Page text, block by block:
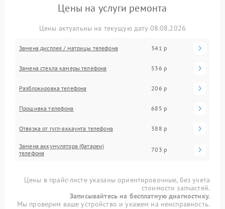
Цены на услуги ремонта
Цены актуальны на текущую дату 08.08.2026
Замена дисплея / матрицы телефона 341 р
Замена стекла камеры телефона 536 р
Разблокировка телефона 206 р
Прошивка телефона 685 р
Отвязка от гугл-аккаунта телефона 388 р
Замена аккумулятора (батареи)
телефона
703 р
Цены в прайс-листе указаны ориентировочные, без учета
стоимости запчастей.
Записывайтесь на бесплатную диагностику.
Мы проверим ваше устройство и укажем на неисправность.